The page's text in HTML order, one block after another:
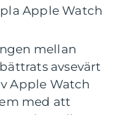
Apple Watch
mellan
avsevärt
Apple Watch
med att